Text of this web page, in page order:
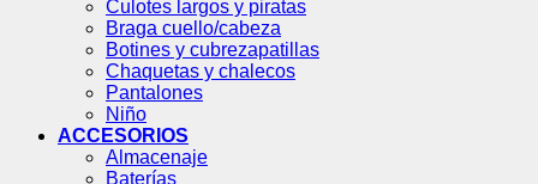
Culotes largos y piratas
Braga cuello/cabeza
Botines y cubrezapatillas
Chaquetas y chalecos
Pantalones
Niño
ACCESORIOS
Almacenaje
Baterías